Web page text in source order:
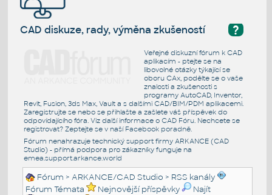
?
CAD diskuze, rady, výměna zkušeností
Veřejné diskuzní fórum k CAD
aplikacím - ptejte se na
libovolné otázky týkající se
oboru CAx, podělte se o vaše
znalosti a zkušenosti s
programy AutoCAD, Inventor,
Revit, Fusion, 3ds Max, Vault a s dalšími CAD/BIM/PDM aplikacemi.
Zaregistrujte se nebo se přihlašte a zašlete váš příspěvek do
odpovídajícího fóra. Viz další informace o CAD Fóru. Nechcete se
registrovat? Zeptejte se v naší Facebook poradně.
Fórum nenahrazuje technický support firmy ARKANCE (CAD
Studio) - přímá podpora pro zákazníky funguje na
emea.support.arkance.world
Fórum >ARKANCE/CAD Studio > RSS kanály
Fórum Témata
Nejnovější příspěvky
Najít